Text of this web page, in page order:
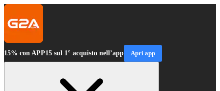
15% con APP15 sul 1° acquisto nell’app Apri app